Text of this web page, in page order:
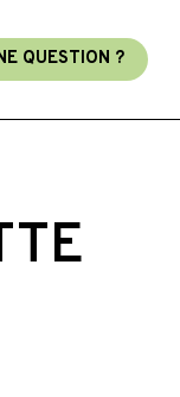
QUESTION ?